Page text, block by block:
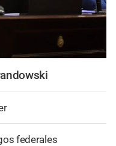
federales